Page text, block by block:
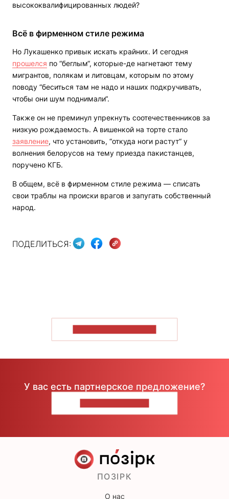
высококвалифицированных людей?
Всё в фирменном стиле режима
Но Лукашенко привык искать крайних. И сегодня
прошелся по “беглым“, которые-де нагнетают тему
мигрантов, полякам и литовцам, которым по этому
поводу “беситься там не надо и наших подкручивать,
чтобы они шум поднимали“.
Также он не преминул упрекнуть соотечественников за
низкую рождаемость. А вишенкой на торте стало
заявление, что установить, “откуда ноги растут“ у
волнения белорусов на тему приезда пакистанцев,
поручено КГБ.
В общем, всё в фирменном стиле режима — списать
свои траблы на происки врагов и запугать собственный
народ.
ПОДЕЛИТЬСЯ:
У вас есть партнерское предложение?
ПОЗІРК
О нас